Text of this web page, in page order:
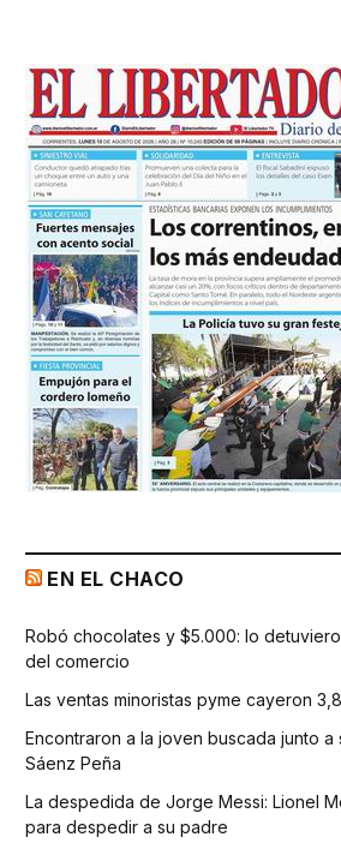
EN EL CHACO
Robó chocolates y $5.000: lo
del comercio
Las ventas minoristas pyme cayeron
Encontraron a la joven buscada junto a
Sáenz Peña
La despedida de Jorge Messi: Lionel
para despedir a su padre